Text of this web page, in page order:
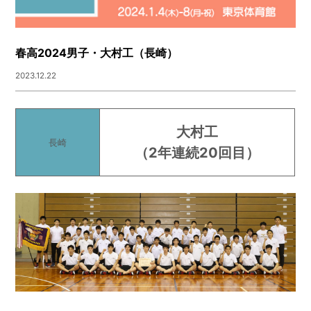
春高2024男子・大村工（長崎）
2023.12.22
長崎
大村工
（2年連続20回目 ）